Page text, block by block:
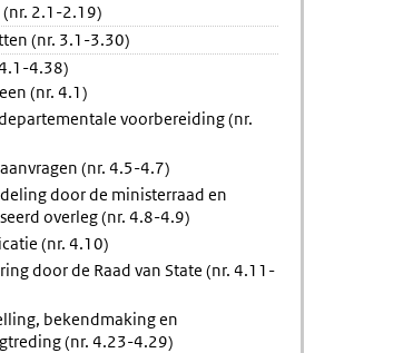
2.1-2.19)
(nr. 3.1-3.30)
4.38)
(nr. 4.1)
voorbereiding (nr.
(nr. 4.5-4.7)
door de ministerraad en
overleg (nr. 4.8-4.9)
(nr. 4.10)
door de Raad van State (nr. 4.11-
bekendmaking en
(nr. 4.23-4.29)